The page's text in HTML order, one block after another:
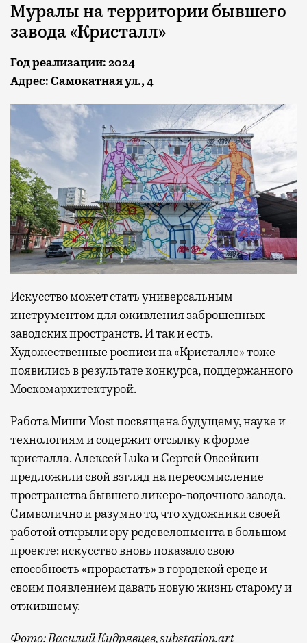
Муралы на территории бывшего
завода «Кристалл»
Год реализации: 2024
Адрес: Самокатная ул., 4
Искусство может стать универсальным
инструментом для оживления заброшенных
заводских пространств. И так и есть.
Художественные росписи на «Кристалле» тоже
появились в результате конкурса, поддержанного
Москомархитектурой.
Работа Миши Most посвящена будущему, науке и
технологиям и содержит отсылку к форме
кристалла. Алексей Luka и Сергей Овсейкин
предложили свой взгляд на переосмысление
пространства бывшего ликеро-водочного завода.
Символично и разумно то, что художники своей
работой открыли эру редевелопмента в большом
проекте: искусство вновь показало свою
способность «прорастать» в городской среде и
своим появлением давать новую жизнь старому и
отжившему.
Фото: Василий Кудрявцев, substation.art